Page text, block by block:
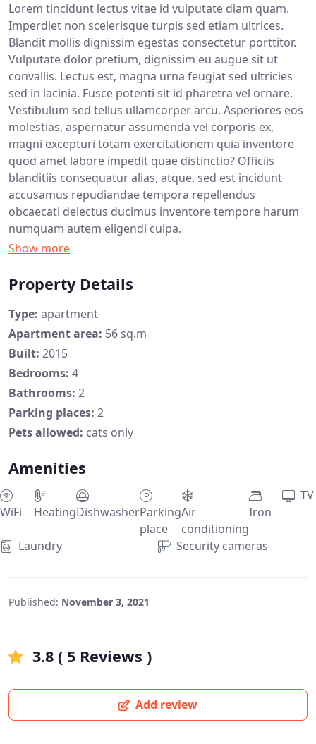
Lorem tincidunt lectus vitae id vulputate diam quam.
Imperdiet non scelerisque turpis sed etiam ultrices.
Blandit mollis dignissim egestas consectetur porttitor.
Vulputate dolor pretium, dignissim eu augue sit ut
convallis. Lectus est, magna urna feugiat sed ultricies
sed in lacinia. Fusce potenti sit id pharetra vel ornare.
Vestibulum sed tellus ullamcorper arcu. Asperiores eos
molestias, aspernatur assumenda vel corporis ex,
magni excepturi totam exercitationem quia inventore
quod amet labore impedit quae distinctio? Officiis
blanditiis consequatur alias, atque, sed est incidunt
accusamus repudiandae tempora repellendus
obcaecati delectus ducimus inventore tempore harum
numquam autem eligendi culpa.
Property Details
Type: apartment
Apartment area: 56 sq.m
Built: 2015
Bedrooms: 4
Bathrooms: 2
Parking places: 2
Pets allowed: cats only
Amenities
WiFi HeatingDishwasherParking
place
Air
conditioning
Iron
TV
Laundry Security cameras
Published: November 3, 2021
3.8 ( 5 Reviews )
Add review